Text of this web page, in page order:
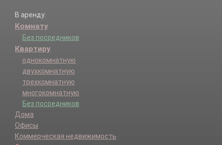
В аренду:
Комнату
Без посредников
Квартиру
однокомнатную
двухкомнатную
трехкомнатную
многокомнатную
Без посредников
Дома
Офисы
Коммерческая недвижимость